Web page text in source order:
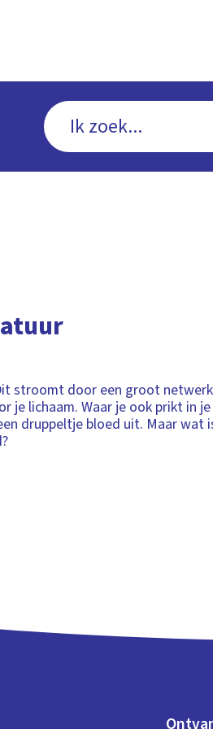
stroomt door een groot netwerk
je lichaam. Waar je ook prikt in je
druppeltje bloed uit. Maar wat